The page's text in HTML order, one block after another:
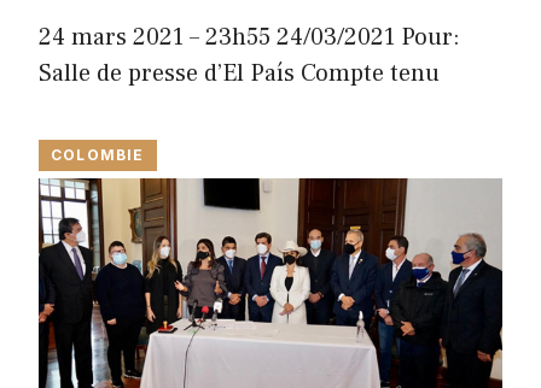
24 mars 2021 – 23h55 24/03/2021 Pour:
Salle de presse d’El País Compte tenu
COLOMBIE